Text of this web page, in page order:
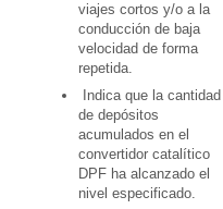
viajes cortos y/o a la
conducción de baja
velocidad de forma
repetida.
Indica que la cantidad
de depósitos
acumulados en el
convertidor catalítico
DPF ha alcanzado el
nivel especificado.